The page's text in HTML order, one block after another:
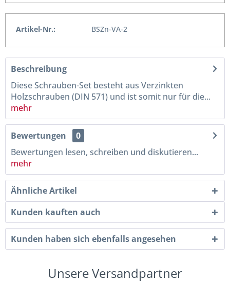
Artikel-Nr.: BSZn-VA-2
Beschreibung
Diese Schrauben-Set besteht aus Verzinkten
Holzschrauben (DIN 571) und ist somit nur für die...
mehr
Bewertungen
0
Bewertungen lesen, schreiben und diskutieren...
mehr
Ähnliche Artikel
Kunden kauften auch
Kunden haben sich ebenfalls angesehen
Unsere Versandpartner